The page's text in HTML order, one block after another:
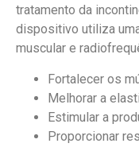
tratamento da
dispositivo utiliza
muscular e
Fortalecer os
Melhorar a
Estimular a
Proporcionar